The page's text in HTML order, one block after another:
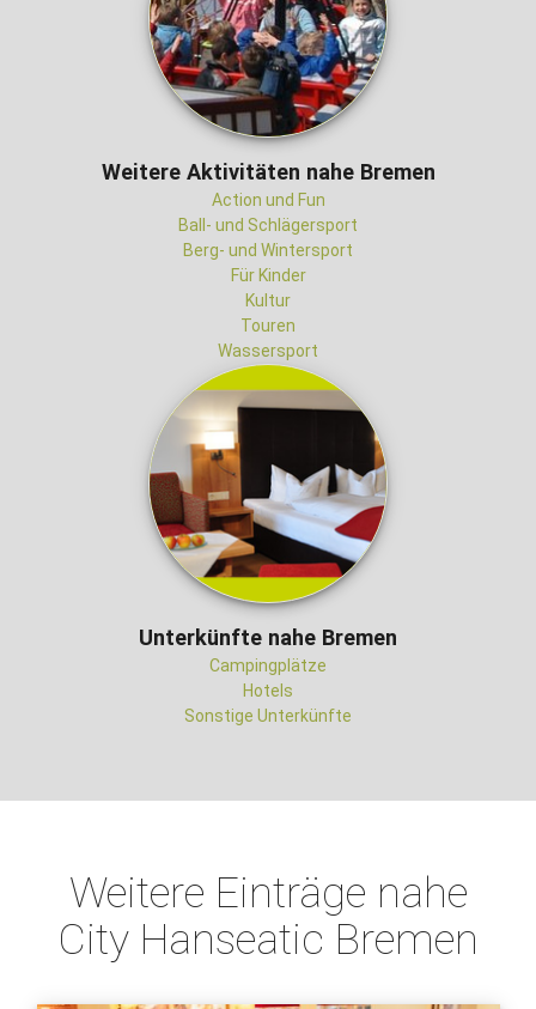
Weitere Aktivitäten nahe Bremen
Action und Fun
Ball- und Schlägersport
Berg- und Wintersport
Für Kinder
Kultur
Touren
Wassersport
Unterkünfte nahe Bremen
Campingplätze
Hotels
Sonstige Unterkünfte
Weitere Einträge nahe
City Hanseatic Bremen